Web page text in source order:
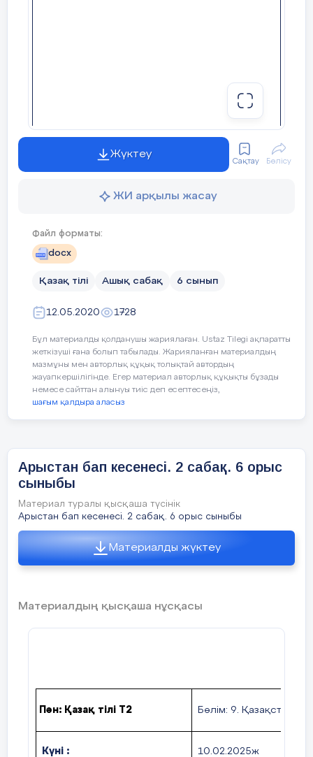
Бекіту:  Диаграмманы толтыру арқылы төрт
Жетістік баспалдағы 10 % 20% 40% 60% 80%
Жүктеу
Сақтау Бөлісу
ЖИ арқылы жасау
Файл форматы:
docx
Қазақ тілі Ашық сабақ 6 сынып
12.05.2020 1728
Бұл материалды қолданушы жариялаған. Ustaz Tilegi ақпаратты
жеткізуші ғана болып табылады. Жарияланған материалдың
мазмұны мен авторлық құқық толықтай автордың
жауапкершілігінде. Егер материал авторлық құқықты бұзады
немесе сайттан алынуы тиіс деп есептесеңіз,
шағым қалдыра аласыз
Арыстан бап кесенесі. 2 сабақ. 6 орыс
сыныбы
Материал туралы қысқаша түсінік
Арыстан бап кесенесі. 2 сабақ. 6 орыс сыныбы
Материалды жүктеу
Материалдың қысқаша нұсқасы
Пән: Қазақ тілі Т2 Бөлім: 9. Қазақстан
Күні : 10.02.2025ж